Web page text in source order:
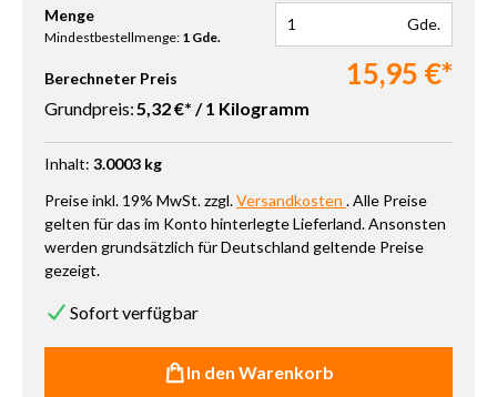
Produkt Anzahl: Gib den gewünschten Wert ein oder benutze
Menge
Mindestbestellmenge: 1 Gde.
Gde.
Berechneter Preis 15,95 €*
Grundpreis:5,32 €* / 1 Kilogramm
Inhalt: 3.0003 kg
Preise inkl. 19% MwSt. zzgl.Versandkosten . Alle Preise
gelten für das im Konto hinterlegte Lieferland. Ansonsten
werden grundsätzlich für Deutschland geltende Preise
gezeigt.
Sofort verfügbar
In den Warenkorb